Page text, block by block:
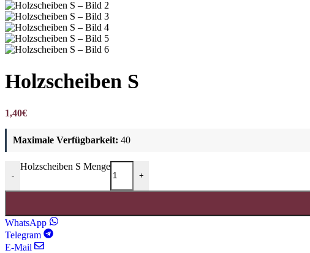
Holzscheiben S
1,40€
Maximale Verfügbarkeit: 40
-
Holzscheiben S Menge
+
WhatsApp
Telegram
E-Mail